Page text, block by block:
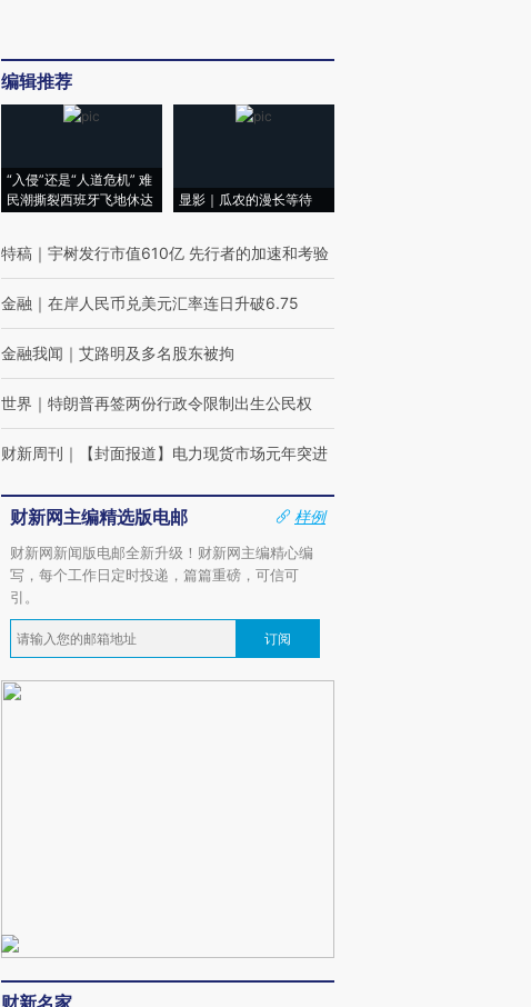
编辑推荐
“入侵”还是“人道危机” 难
民潮撕裂西班牙飞地休达
显影｜瓜农的漫长等待
特稿 ｜ 宇树发行市值610亿 先行者的加速和考验
金融 ｜ 在岸人民币兑美元汇率连日升破6.75
金融我闻 ｜ 艾路明及多名股东被拘
世界 ｜ 特朗普再签两份行政令限制出生公民权
财新周刊 ｜ 【封面报道】电力现货市场元年突进
财新网主编精选版电邮
样例
财新网新闻版电邮全新升级！财新网主编精心编
写，每个工作日定时投递，篇篇重磅，可信可
引。
订阅
财新名家